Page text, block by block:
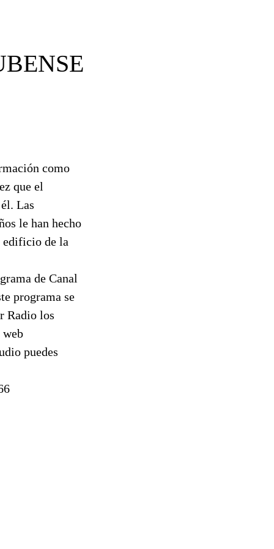
como
que el
Las
le han hecho
edificio de la
de Canal
programa se
Radio los
web
puedes